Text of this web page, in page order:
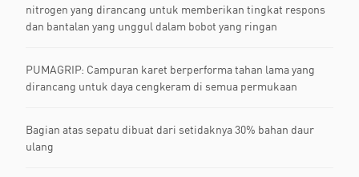
nitrogen yang dirancang untuk memberikan tingkat respons
dan bantalan yang unggul dalam bobot yang ringan
PUMAGRIP: Campuran karet berperforma tahan lama yang
dirancang untuk daya cengkeram di semua permukaan
Bagian atas sepatu dibuat dari setidaknya 30% bahan daur
ulang